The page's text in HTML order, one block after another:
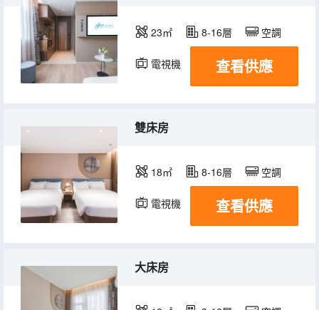
23㎡ 8-16層 空調
電視機 查看供應
雙床房
18㎡ 8-16層 空調
電視機 查看供應
大床房